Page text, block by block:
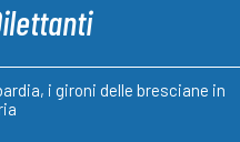
i gironi delle bresciane in